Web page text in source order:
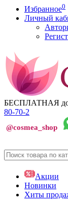
Избранное0
Личный
БЕСПЛАТНАЯ
80-70-2
@cosmea_shop
Акции
Новинки
Хиты